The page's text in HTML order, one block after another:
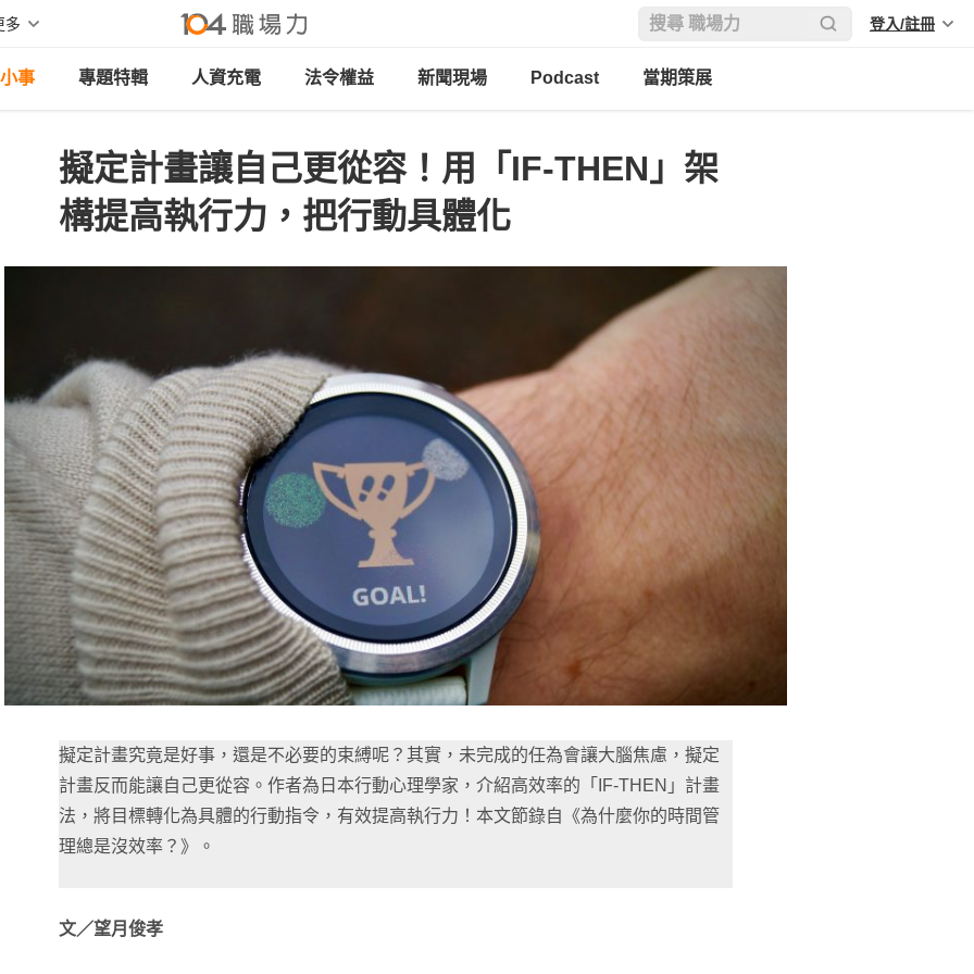
多 登入/註冊
事 專題特輯 人資充電 法令權益 新聞現場 Podcast 當期策展
擬定計畫讓自己更從容！用「IF-THEN」架
構提高執行力，把行動具體化
擬定計畫究竟是好事，還是不必要的束縛呢？其實，未完成的任為會讓大腦焦慮，擬定
計畫反而能讓自己更從容。作者為日本行動心理學家，介紹高效率的「IF-THEN」計畫
法，將目標轉化為具體的行動指令，有效提高執行力！本文節錄自《為什麼你的時間管
理總是沒效率？》。
文／望月俊孝